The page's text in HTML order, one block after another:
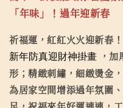
「年味」！過年迎新春
祈福運，紅紅火火迎新春！
新年防真迎財神掛畫 ，
形；精緻刺繡，細緻燙金
為居家空間增添過年氛圍